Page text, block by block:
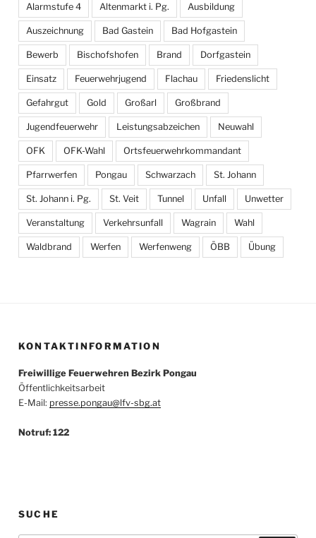
Alarmstufe 4 Altenmarkt i. Pg. Ausbildung
Auszeichnung Bad Gastein Bad Hofgastein
Bewerb Bischofshofen Brand Dorfgastein
Einsatz Feuerwehrjugend Flachau Friedenslicht
Gefahrgut Gold Großarl Großbrand
Jugendfeuerwehr Leistungsabzeichen Neuwahl
OFK OFK-Wahl Ortsfeuerwehrkommandant
Pfarrwerfen Pongau Schwarzach St. Johann
St. Johann i. Pg. St. Veit Tunnel Unfall Unwetter
Veranstaltung Verkehrsunfall Wagrain Wahl
Waldbrand Werfen Werfenweng ÖBB Übung
KONTAKTINFORMATION
Freiwillige Feuerwehren Bezirk Pongau
Öffentlichkeitsarbeit
E-Mail: presse.pongau@lfv-sbg.at
Notruf: 122
SUCHE